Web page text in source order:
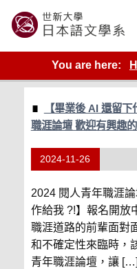
content
世新大學教學單位的網站
You are here:
【畢業後 AI 還留
職涯論壇 歡迎有興趣的
2024-11-26
2024 閱人青年職涯
作給我 ?!】報名開放
職涯道路的前輩面對
和不確定性來臨時，
青年職涯論壇，讓 […]